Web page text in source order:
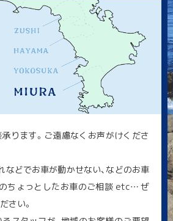
ります。ご遠慮なくお声がけくださ
などでお車が動かせない、などのお車
のちょっとしたお車のご相談 etc… ぜ
さい。